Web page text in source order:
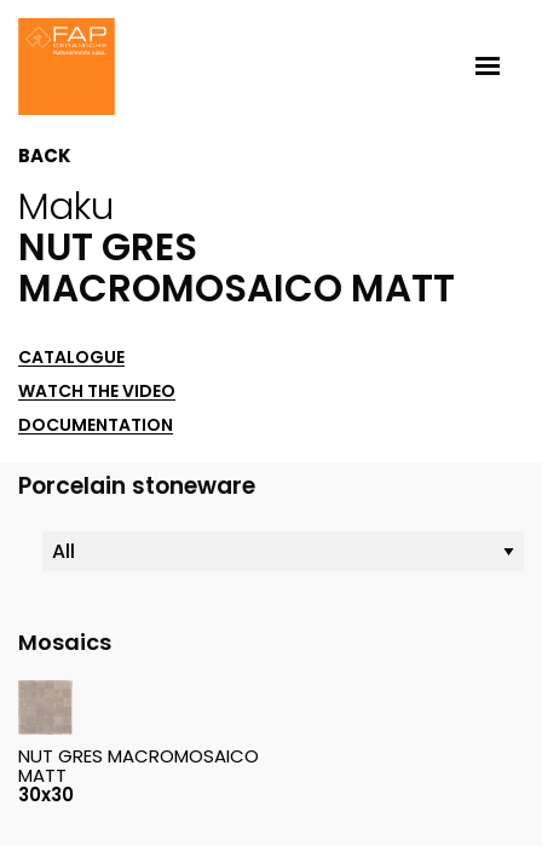
BACK
Maku
NUT GRES
MACROMOSAICO MATT
CATALOGUE
WATCH THE VIDEO
DOCUMENTATION
Porcelain stoneware
Mosaics
NUT GRES MACROMOSAICO
MATT
30x30